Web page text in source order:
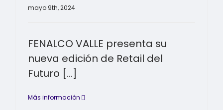
mayo 9th, 2024
FENALCO VALLE presenta su
nueva edición de Retail del
Futuro [...]
Más información